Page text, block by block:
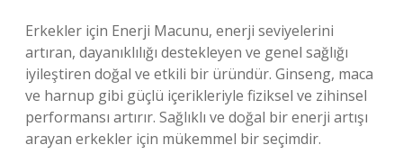
Erkekler için Enerji Macunu, enerji seviyelerini
artıran, dayanıklılığı destekleyen ve genel sağlığı
iyileştiren doğal ve etkili bir üründür. Ginseng, maca
ve harnup gibi güçlü içerikleriyle fiziksel ve zihinsel
performansı artırır. Sağlıklı ve doğal bir enerji artışı
arayan erkekler için mükemmel bir seçimdir.